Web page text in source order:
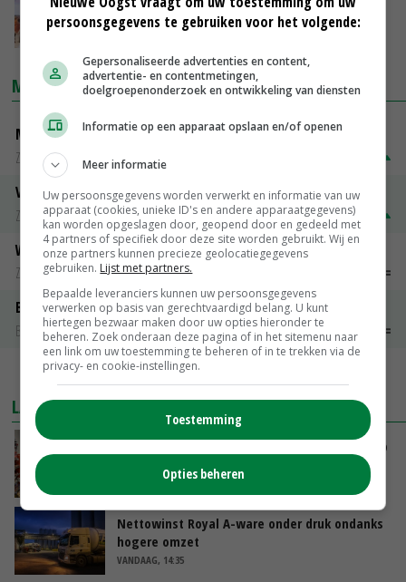
2024 beter te doen'
20-02-2024
MARKTPRIJZEN
Magere melkpoeder
Zuivel weekprijzen
Volle melkpoeder
Zuivel weekprijzen
€ 345,00 € 20,00
Weipoeder
Zuivel weekprijzen
Boeren Gouda 12 kg
Boerenkaas
€ 6,05 € 0,00
MEER MARKTPRIJZEN
LAATSTE NIEUWS
Oorlogen en El Niño stuwen voedselprijzen op
VANDAAG, 15:04
Nettowinst Royal A-ware onder druk ondanks
hogere omzet
VANDAAG, 14:35
persoonsgegevens te gebruiken voor het volgende:
Gepersonaliseerde advertenties en content,
advertentie- en contentmetingen,
doelgroepenonderzoek en ontwikkeling van diensten
Informatie op een apparaat opslaan en/of openen
Meer informatie
Uw persoonsgegevens worden verwerkt en informatie van uw
apparaat (cookies, unieke ID's en andere apparaatgegevens)
kan worden opgeslagen door, geopend door en gedeeld met
4 partners of specifiek door deze site worden gebruikt. Wij en
onze partners kunnen precieze geolocatiegegevens
gebruiken. Lijst met partners.
Bepaalde leveranciers kunnen uw persoonsgegevens
verwerken op basis van gerechtvaardigd belang. U kunt
hiertegen bezwaar maken door uw opties hieronder te
beheren. Zoek onderaan deze pagina of in het sitemenu naar
een link om uw toestemming te beheren of in te trekken via de
privacy- en cookie-instellingen.
Toestemming
Opties beheren